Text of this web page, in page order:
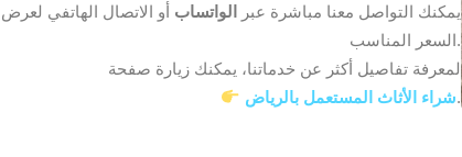
يمكنك التواصل معنا مباشرة عبر الواتساب أو الاتصال الهاتفي
السعر المناسب.
لمعرفة تفاصيل أكثر عن خدماتنا، يمكنك زيارة صفحة
شراء الأثاث المستعمل بالرياض.